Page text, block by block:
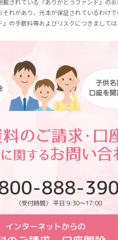
れがあり、元本が保証されているわけで
』の手数料等およびリスクにつきましては
888-
〈受付時間〉 平日 9:30～17:00
インターネットからの